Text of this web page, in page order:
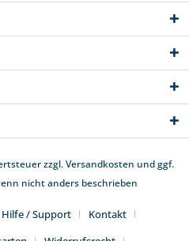
zzgl.Versandkosten und ggf.
nicht anders beschrieben
Hilfe / Support
Kontakt